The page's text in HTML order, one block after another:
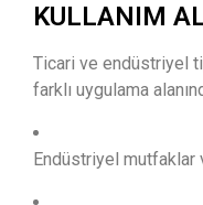
KULLANIM
Ticari ve endüstriyel
farklı uygulama
Endüstriyel